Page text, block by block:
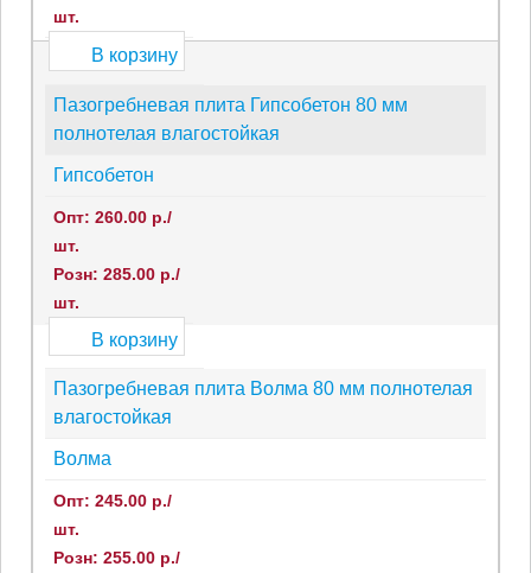
шт.
В корзину
Пазогребневая плита Гипсобетон 80 мм
полнотелая влагостойкая
Гипсобетон
Опт: 260.00 р./
шт.
Розн: 285.00 р./
шт.
В корзину
Пазогребневая плита Волма 80 мм полнотелая
влагостойкая
Волма
Опт: 245.00 р./
шт.
Розн: 255.00 р./